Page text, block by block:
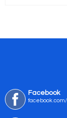
Facebook
facebook.com/